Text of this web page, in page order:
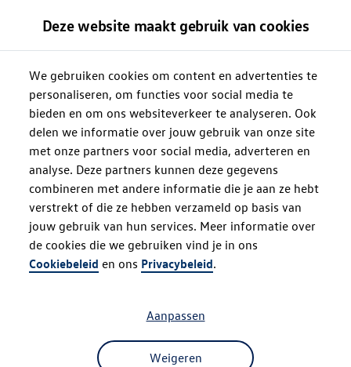
Deze website maakt gebruik van cookies
We gebruiken cookies om content en advertenties te
personaliseren, om functies voor social media te
bieden en om ons websiteverkeer te analyseren. Ook
delen we informatie over jouw gebruik van onze site
met onze partners voor social media, adverteren en
analyse. Deze partners kunnen deze gegevens
combineren met andere informatie die je aan ze hebt
verstrekt of die ze hebben verzameld op basis van
jouw gebruik van hun services. Meer informatie over
de cookies die we gebruiken vind je in ons
Cookiebeleid en ons Privacybeleid.
Weigeren
Aanpassen
Oops!
Something went wrong. Please try
refreshing the app